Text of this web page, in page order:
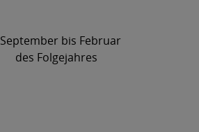
September bis Februar
des Folgejahres